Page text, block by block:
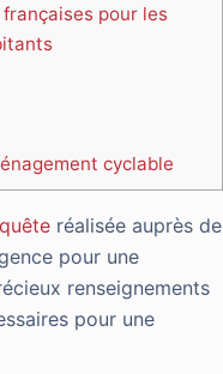
pour les
cyclable
réalisée auprès de
pour une
renseignements
pour une